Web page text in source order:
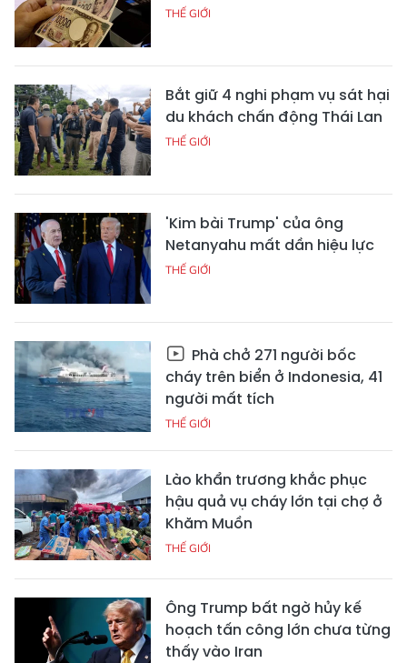
THẾ GIỚI
Bắt giữ 4 nghi phạm vụ sát hại
du khách chấn động Thái Lan
THẾ GIỚI
'Kim bài Trump' của ông
Netanyahu mất dần hiệu lực
THẾ GIỚI
Phà chở 271 người bốc
cháy trên biển ở Indonesia, 41
người mất tích
THẾ GIỚI
Lào khẩn trương khắc phục
hậu quả vụ cháy lớn tại chợ ở
Khăm Muồn
THẾ GIỚI
Ông Trump bất ngờ hủy kế
hoạch tấn công lớn chưa từng
thấy vào Iran